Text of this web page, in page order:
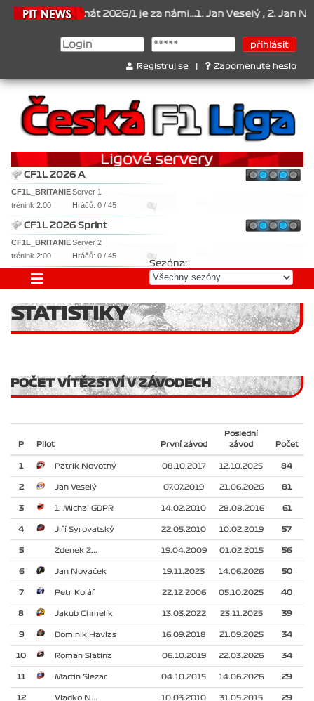
Šampionát 2026/1 je za námi...1. Jan Veselý , 2. Jan
Registruj se Zapomenuté heslo
CF1L 2026 A
CF1L_BRITANIEServer 1
trénink 2:00
Hráčů: 0 / 45
CF1L 2026 Sprint
CF1L_BRITANIEServer 2
trénink 2:00
Hráčů: 0 / 45
STATISTIKY
Sezóna:
POČET VÍTĚZSTVÍ V ZÁVODECH
P Pilot První závod
Poslední
závod
Počet
1 Patrik Novotný 08.10.2017 12.10.2025 84
2 Jan Veselý 07.07.2019 21.06.2026 81
3 1. Michal GDPR 14.02.2010 28.08.2016 61
4 Jiří Syrovatský 22.05.2010 10.02.2019 57
5 Zdenek Z... 19.04.2009 01.02.2015 56
6 Jan Nováček 19.11.2023 14.06.2026 50
7 Petr Kolář 22.12.2006 05.10.2025 40
8 Jakub Chmelík 13.03.2022 23.11.2025 39
9 Dominik Havlas 16.09.2018 21.09.2025 34
10 Roman Slatina 06.10.2019 22.03.2026 34
11 Martin Slezar 04.10.2015 14.06.2026 29
12 Vladko N... 10.03.2010 31.05.2015 29